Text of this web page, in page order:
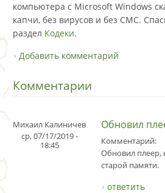
компьютера с Microsoft Windows
капчи, без вирусов и без СМС.
раздел Кодеки.
Добавить комментарий
Комментарии
Михаил Калиничев
ср, 07/17/2019 -
18:45
Обновил
Комментарий:
Обновил плеер,
старой памяти.
ответить